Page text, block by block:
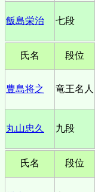
飯島栄治 七段
氏名 段位
豊島将之 竜王名人
丸山忠久 九段
氏名 段位